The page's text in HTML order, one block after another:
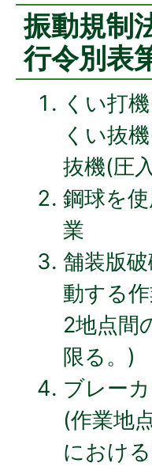
振動規制
行令別表
くい打
くい抜
抜機(圧
鋼球を
業
舗装版
動する
2地点間
限る。)
ブレー
(作業地
におけ